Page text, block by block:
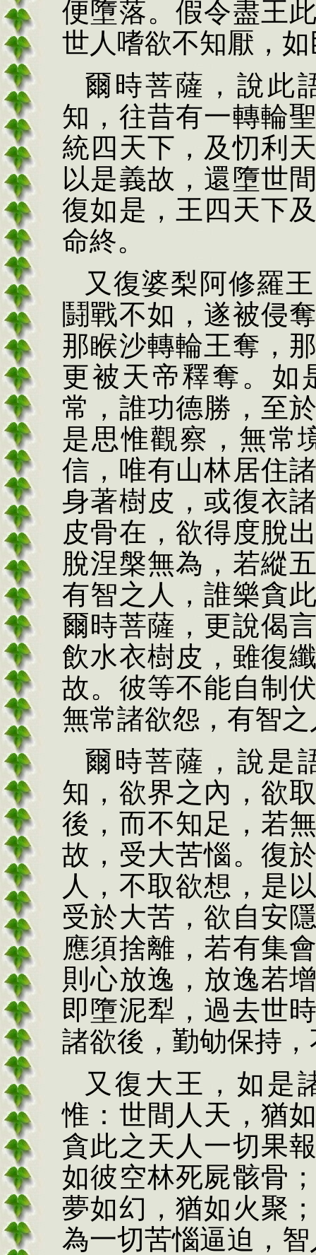
便墮落。假令盡王
世人嗜欲不知厭，
爾時菩薩，說此
知，往昔有一轉輪
統四天下，及忉利
以是義故，還墮世
復如是，王四天下
命終。
又復婆梨阿修羅
鬪戰不如，遂被侵
那睺沙轉輪王奪，
更被天帝釋奪。如
常，誰功德勝，至
是思惟觀察，無常
信，唯有山林居住
身著樹皮，或復衣
皮骨在，欲得度脫
脫涅槃無為，若縱
有智之人，誰樂貪
爾時菩薩，更說偈
飲水衣樹皮，雖復
故。彼等不能自制
無常諸欲怨，有智
爾時菩薩，說是
知，欲界之內，欲
後，而不知足，若
故，受大苦惱。復
人，不取欲想，是
受於大苦，欲自安
應須捨離，若有集
則心放逸，放逸若
即墮泥犁，過去世
諸欲後，勤劬保持
又復大王，如是
惟：世間人天，猶
貪此之天人一切果
如彼空林死屍骸骨
夢如幻，猶如火聚
為一切苦惱逼迫，